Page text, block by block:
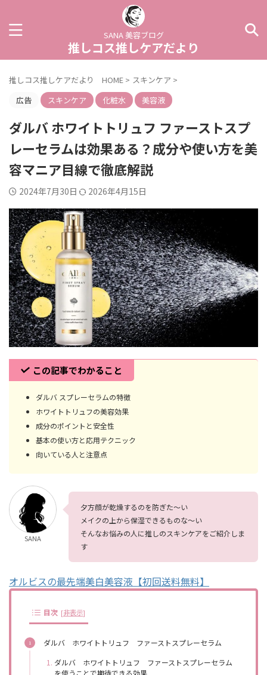
SANA 美容ブログ
推しコス推しケアだより
推しコス推しケアだより HOME > スキンケア >
広告
スキンケア 化粧水 美容液
ダルバ ホワイトトリュフ ファーストスプ
レーセラムは効果ある？成分や使い方を美
容マニア目線で徹底解説
2024年7月30日 2026年4月15日
この記事でわかること
ダルバ スプレーセラムの特徴
ホワイトトリュフの美容効果
成分のポイントと安全性
基本の使い方と応用テクニック
向いている人と注意点
SANA
夕方顔が乾燥するのを防ぎた～い
メイクの上から保湿できるものな～い
そんなお悩みの人に推しのスキンケアをご紹介しま
す
オルビスの最先端美白美容液【初回送料無料】
目次 [非表示]
ダルバ ホワイトトリュフ ファーストスプレーセラム
ダルバ ホワイトトリュフ ファーストスプレーセラム